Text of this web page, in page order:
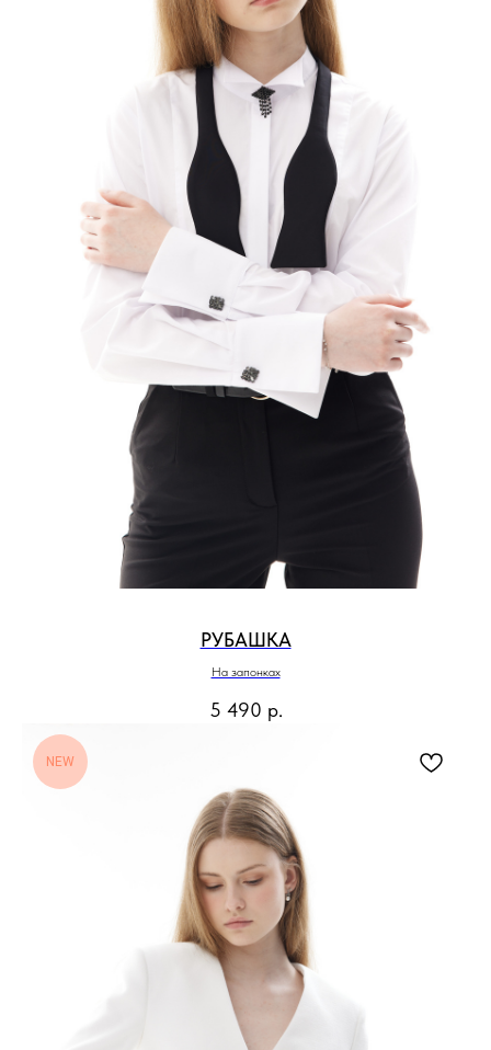
РУБАШКА
На запонках
5 490 р.
NEW